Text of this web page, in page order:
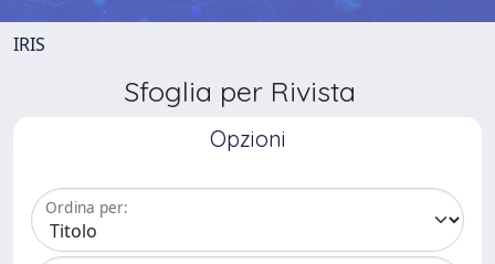
IRIS
Sfoglia per Rivista
Opzioni
Ordina per: